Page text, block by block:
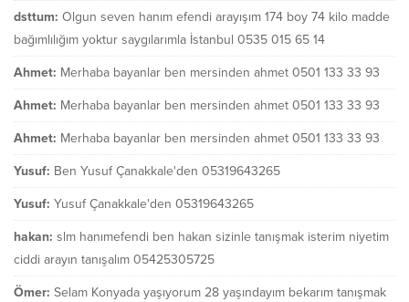
dsttum: Olgun seven hanım efendi arayışım 174 boy 74 kilo madde
bağımlılığım yoktur saygılarımla İstanbul 0535 015 65 14
Ahmet: Merhaba bayanlar ben mersinden ahmet 0501 133 33 93
Ahmet: Merhaba bayanlar ben mersinden ahmet 0501 133 33 93
Ahmet: Merhaba bayanlar ben mersinden ahmet 0501 133 33 93
Yusuf: Ben Yusuf Çanakkale'den 05319643265
Yusuf: Yusuf Çanakkale'den 05319643265
hakan: slm hanımefendi ben hakan sizinle tanışmak isterim niyetim
ciddi arayın tanışalım 05425305725
Ömer: Selam Konyada yaşıyorum 28 yaşındayım bekarım tanışmak